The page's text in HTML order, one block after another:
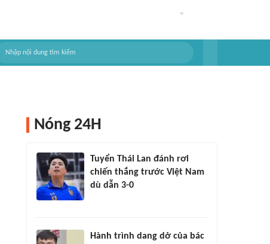
Nóng 24H
Tuyển Thái Lan đánh rơi
chiến thắng trước Việt Nam
dù dẫn 3-0
Hành trình dang dở của bác